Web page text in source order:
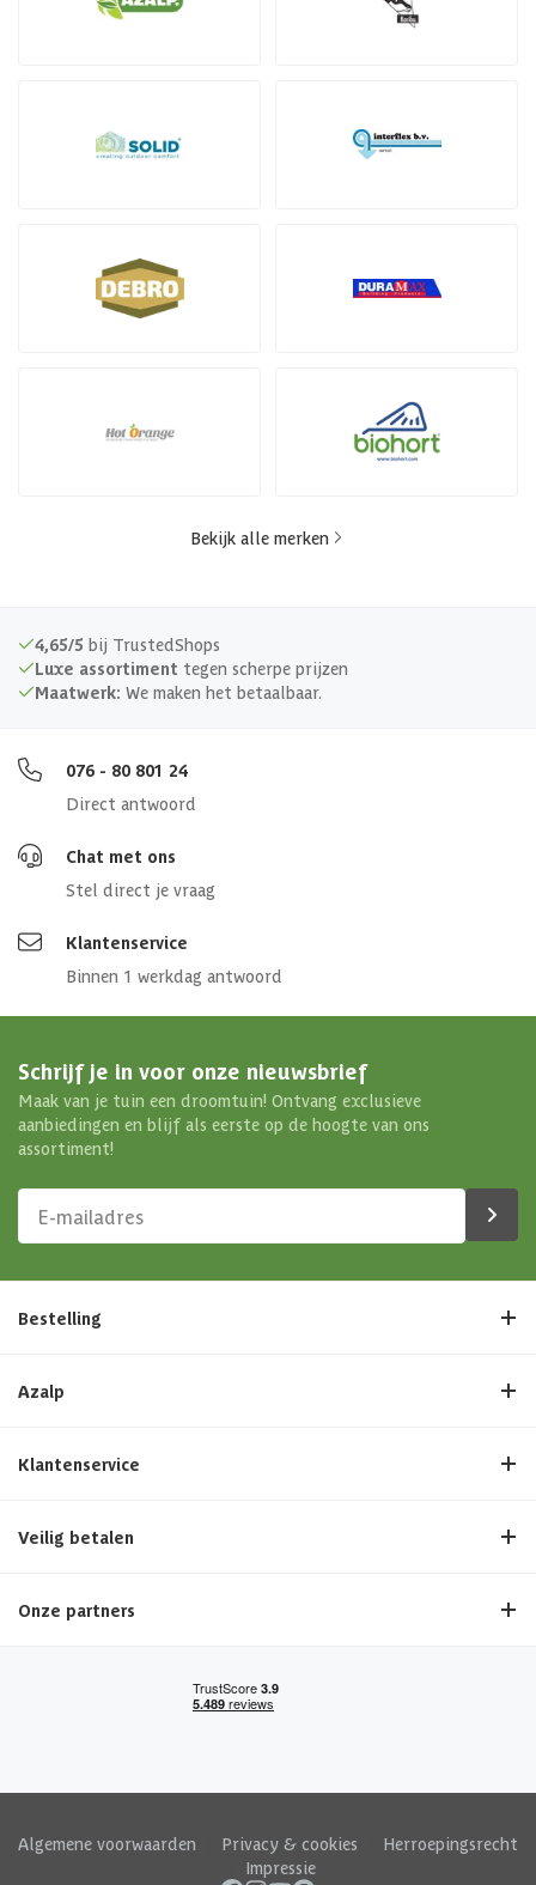
Bekijk alle merken
4,65/5 bij TrustedShops
Luxe assortiment tegen scherpe prijzen
Maatwerk: We maken het betaalbaar.
076 - 80 801 24
Direct antwoord
Chat met ons
Stel direct je vraag
Klantenservice
Binnen 1 werkdag antwoord
Schrijf je in voor onze nieuwsbrief
Maak van je tuin een droomtuin! Ontvang exclusieve
aanbiedingen en blijf als eerste op de hoogte van ons
assortiment!
Bestelling
Azalp
Klantenservice
Veilig betalen
Onze partners
Algemene voorwaarden Privacy & cookies
Herroepingsrecht
Impressie